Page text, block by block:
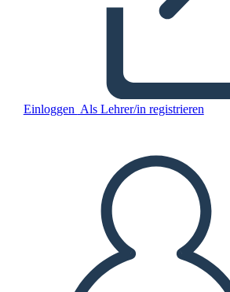
Einloggen Als Lehrer/in registrieren
אחי Amigo השוו לעומת
SIE EIN STORYBOARD
ABSPIELEN
LIES MIR VOR